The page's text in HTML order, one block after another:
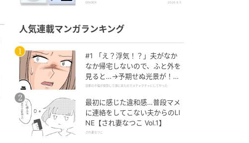
GINGER 2026.8.5
人気連載マンガランキング
#1 「え？浮気！？」夫がなか
なか帰宅しないので、ふと外を
見ると…→予期せぬ光景が！｜
旦那の不倫が発覚して頭に来た
旦那の不倫が発覚して頭に来たのでメチャクチャにしてやった
最初に感じた違和感…普段マメ
に連絡をしてこない夫からのLI
NE【され妻なつこ Vol.1】
され妻なつこ